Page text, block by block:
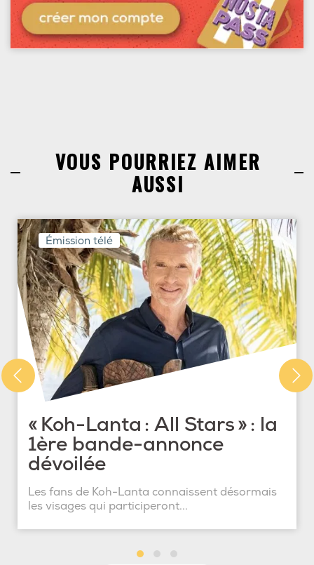
VOUS POURRIEZ AIMER
AUSSI
Émission télé
« Koh-Lanta : All Stars » : la
1ère bande-annonce
dévoilée
Les fans de Koh-Lanta connaissent désormais
les visages qui participeront...